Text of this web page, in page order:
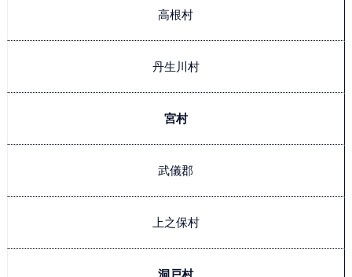
高根村
丹生川村
宮村
武儀郡
上之保村